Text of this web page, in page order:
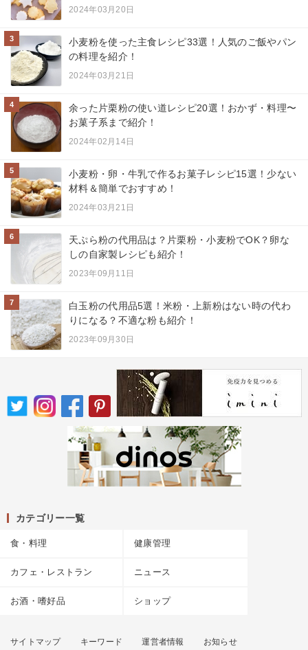
2024年03月20日
3
小麦粉を使った主食レシピ33選！人気のご飯やパン
の料理を紹介！
2024年03月21日
4
余った片栗粉の使い道レシピ20選！おかず・料理〜
お菓子系まで紹介！
2024年02月14日
5
小麦粉・卵・牛乳で作るお菓子レシピ15選！少ない
材料＆簡単でおすすめ！
2024年03月21日
6
天ぷら粉の代用品は？片栗粉・小麦粉でOK？卵な
しの自家製レシピも紹介！
2023年09月11日
7
白玉粉の代用品5選！米粉・上新粉はない時の代わ
りになる？不適な粉も紹介！
2023年09月30日
カテゴリー一覧
食・料理 健康管理
カフェ・レストラン ニュース
お酒・嗜好品 ショップ
サイトマップ キーワード 運営者情報 お知らせ